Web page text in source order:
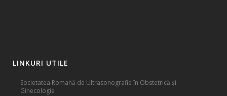
LINKURI UTILE
Societatea Romană de Ultrasonografie în Obstetrică și
Ginecologie